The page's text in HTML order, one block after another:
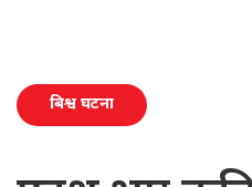
बिश्व घटना